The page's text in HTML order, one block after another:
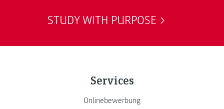
STUDY WITH PURPOSE
Services
Onlinebewerbung